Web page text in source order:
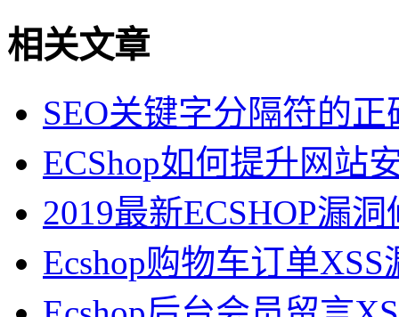
相关文章
SEO关键字分隔符的正
ECShop如何提升网站
2019最新ECSHOP漏
Ecshop购物车订单